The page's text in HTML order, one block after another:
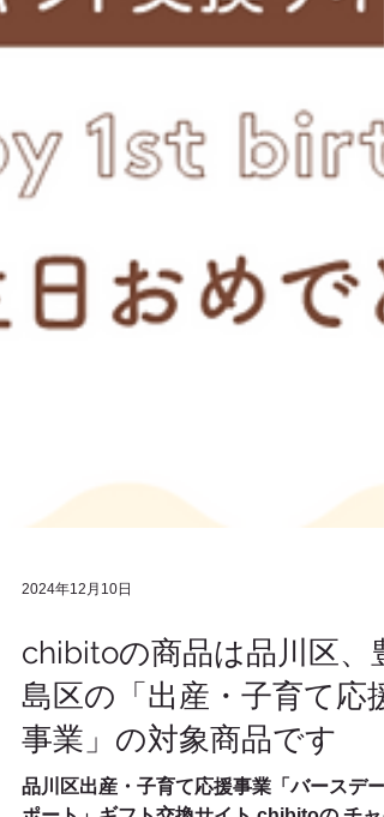
2024年12月10日
chibitoの商品は品川区、豊
島区の「出産・子育て応援